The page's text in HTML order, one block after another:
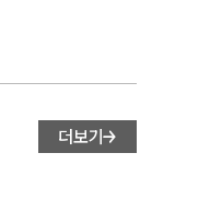
더보기